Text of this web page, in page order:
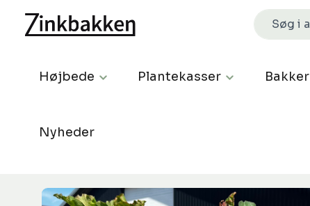
Højbede Plantekasser Bakker
Nyheder
Spring over billedgalleri